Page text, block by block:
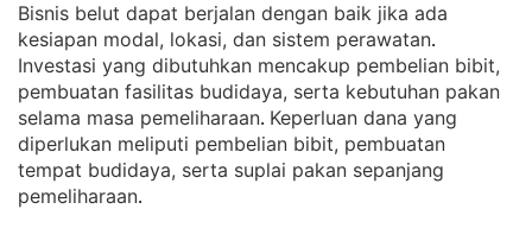
Bisnis belut dapat berjalan dengan baik jika ada
kesiapan modal, lokasi, dan sistem perawatan
Investasi yang dibutuhkan mencakup pembelian bibit,
pembuatan fasilitas budidaya, serta kebutuhan pakan
selama masa pemeliharaan. Keperluan dana yang
diperlukan meliputi pembelian bibit, pembuatan
tempat budidaya, serta suplai pakan sepanjang
pemeliharaan.